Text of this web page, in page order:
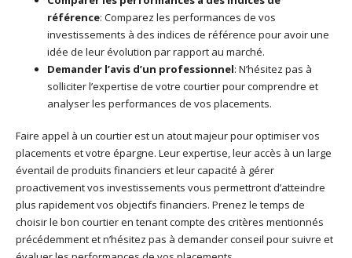
référence: Comparez les performances de vos
investissements à des indices de référence pour avoir une
idée de leur évolution par rapport au marché.
Demander l’avis d’un professionnel: N’hésitez pas à
solliciter l’expertise de votre courtier pour comprendre et
analyser les performances de vos placements.
Faire appel à un courtier est un atout majeur pour optimiser vos
placements et votre épargne. Leur expertise, leur accès à un large
éventail de produits financiers et leur capacité à gérer
proactivement vos investissements vous permettront d’atteindre
plus rapidement vos objectifs financiers. Prenez le temps de
choisir le bon courtier en tenant compte des critères mentionnés
précédemment et n’hésitez pas à demander conseil pour suivre et